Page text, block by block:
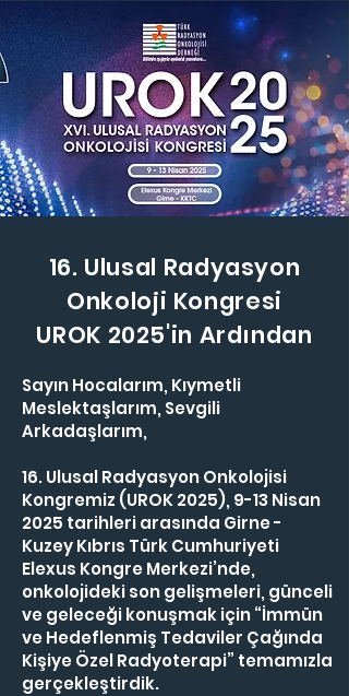
16. Ulusal Radyasyon
Onkoloji Kongresi
UROK 2025'in Ardından
Sayın Hocalarım, Kıymetli
Meslektaşlarım, Sevgili
Arkadaşlarım,
16. Ulusal Radyasyon Onkolojisi
Kongremiz (UROK 2025), 9-13 Nisan
2025 tarihleri arasında Girne -
Kuzey Kıbrıs Türk Cumhuriyeti
Elexus Kongre Merkezi’nde,
onkolojideki son gelişmeleri, günceli
ve geleceği konuşmak için “İmmün
ve Hedeflenmiş Tedaviler Çağında
Kişiye Özel Radyoterapi” temamızla
gerçekleştirdik.